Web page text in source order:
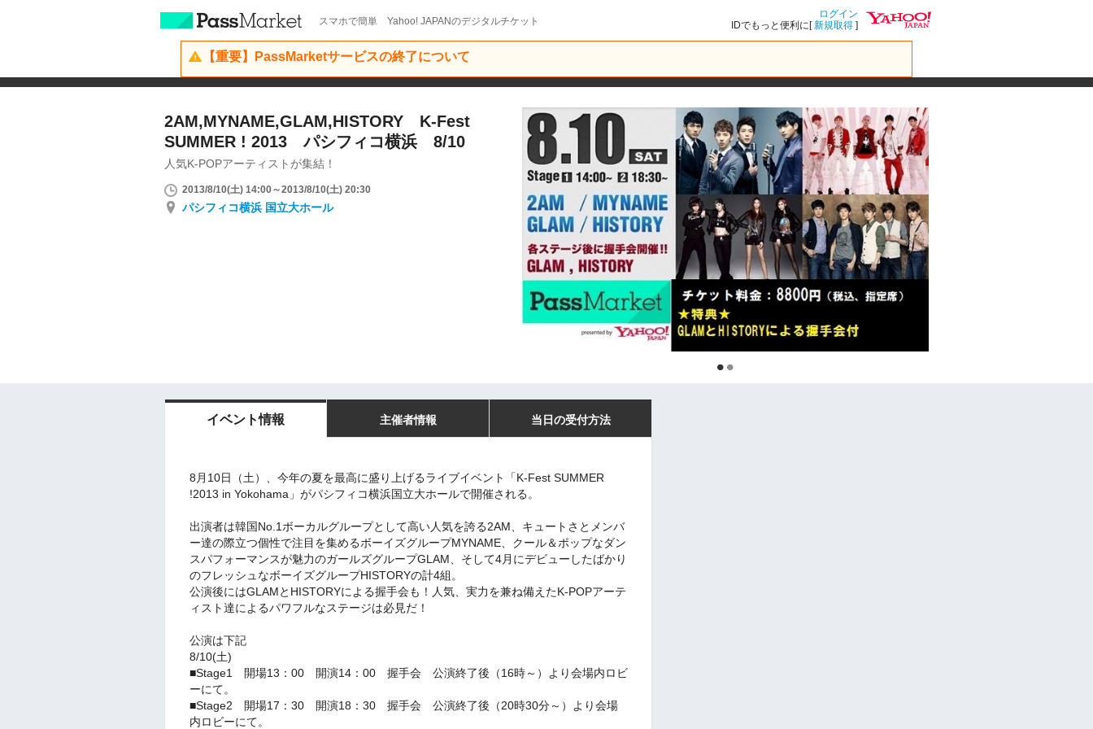
スマホで簡単 Yahoo! JAPANのデジタルチケット
ログイン
IDでもっと便利に[新規取得 ]
【重要】PassMarketサービスの終了について
2AM,MYNAME,GLAM,HISTORY K-Fest
SUMMER ! 2013 パシフィコ横浜 8/10
人気K-POPアーティストが集結！
2013/8/10(土) 14:00～2013/8/10(土) 20:30
パシフィコ横浜 国立大ホール
イベント情報 主催者情報 当日の受付方法
8月10日（土）、今年の夏を最高に盛り上げるライブイベント「K-Fest SUMMER
!2013 in Yokohama」がパシフィコ横浜国立大ホールで開催される。
出演者は韓国No.1ボーカルグループとして高い人気を誇る2AM、キュートさとメンバ
ー達の際立つ個性で注目を集めるボーイズグループMYNAME、クール＆ポップなダン
スパフォーマンスが魅力のガールズグループGLAM、そして4月にデビューしたばかり
のフレッシュなボーイズグループHISTORYの計4組。
公演後にはGLAMとHISTORYによる握手会も！人気、実力を兼ね備えたK-POPアーテ
ィスト達によるパワフルなステージは必見だ！
公演は下記
8/10(土)
■Stage1 開場13：00 開演14：00 握手会 公演終了後（16時～）より会場内ロビ
ーにて。
■Stage2 開場17：30 開演18：30 握手会 公演終了後（20時30分～）より会場
内ロビーにて。